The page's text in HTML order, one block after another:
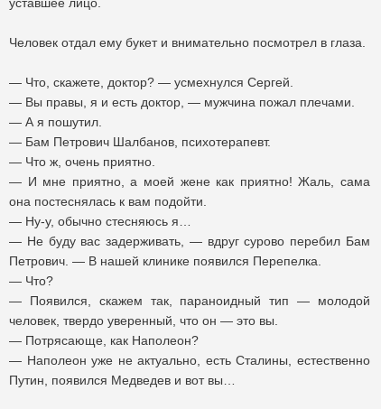
Человек отдал ему букет и внимательно посмотрел в глаза.
— Что, скажете, доктор? — усмехнулся Сергей.
— Вы правы, я и есть доктор, — мужчина пожал плечами.
— А я пошутил.
— Бам Петрович Шалбанов, психотерапевт.
— Что ж, очень приятно.
— И мне приятно, а моей жене как приятно! Жаль, сама
она постеснялась к вам подойти.
— Ну-у, обычно стесняюсь я…
— Не буду вас задерживать, — вдруг сурово перебил Бам
Петрович. — В нашей клинике появился Перепелка.
— Что?
— Появился, скажем так, параноидный тип — молодой
человек, твердо уверенный, что он — это вы.
— Потрясающе, как Наполеон?
— Наполеон уже не актуально, есть Сталины, естественно
Путин, появился Медведев и вот вы…